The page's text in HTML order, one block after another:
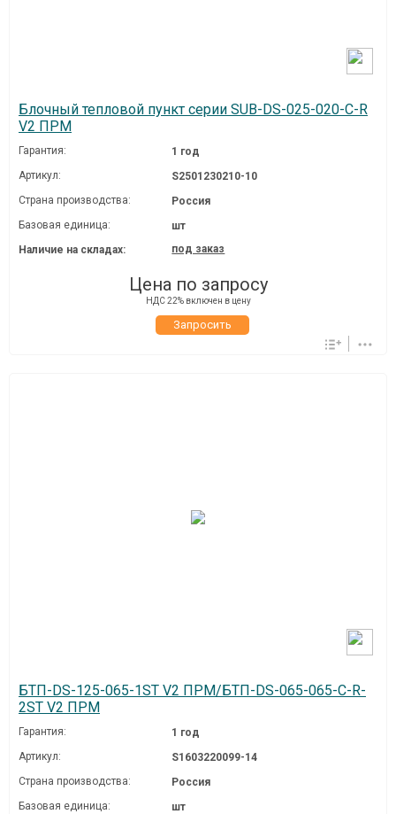
Блочный тепловой пункт серии SUB-DS-025-020-C-R
V2 ПРМ
Гарантия:
1 год
Артикул:
S2501230210-10
Страна производства:
Россия
Базовая единица:
шт
Наличие на складах:
под заказ
Цена по запросу
НДС 22% включен в цену
Запросить
БТП-DS-125-065-1ST V2 ПРМ/БТП-DS-065-065-C-R-
2ST V2 ПРМ
Гарантия:
1 год
Артикул:
S1603220099-14
Страна производства:
Россия
Базовая единица:
шт